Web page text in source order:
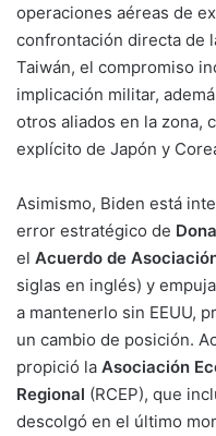
operaciones aéreas de
confrontación directa de
Taiwán, el compromiso
implicación militar,
otros aliados en la zona,
explícito de Japón y
Asimismo, Biden está
error estratégico de
el Acuerdo de
siglas en inglés) y
a mantenerlo sin EEUU,
un cambio de posición.
propició la Asociación
Regional (RCEP), que
descolgó en el último